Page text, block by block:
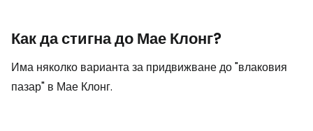
Как да стигна до Мае Клонг?
Има няколко варианта за придвижване до "влаковия
пазар" в Мае Клонг.